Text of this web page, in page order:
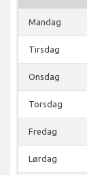
Mandag
Tirsdag
Onsdag
Torsdag
Fredag
Lørdag